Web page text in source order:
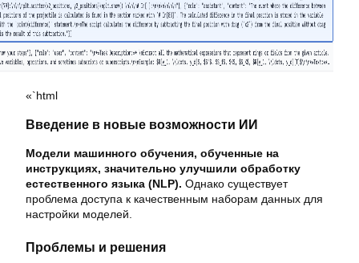
«`html
Введение в новые возможности ИИ
Модели машинного обучения, обученные на
инструкциях, значительно улучшили обработку
естественного языка (NLP). Однако существует
проблема доступа к качественным наборам данных для
настройки моделей.
Проблемы и решения